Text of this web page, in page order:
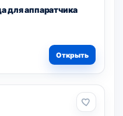
для аппаратчика
Открыть